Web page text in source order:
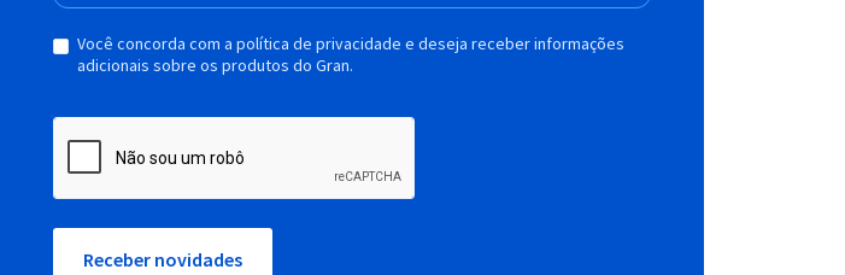
Você concorda com a política de privacidade e deseja receber informações
adicionais sobre os produtos do Gran.
Receber novidades